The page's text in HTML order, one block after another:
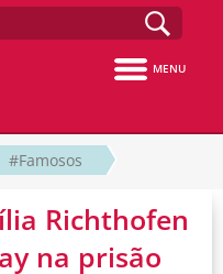
MENU
#Famosos
Richthofen
na prisão